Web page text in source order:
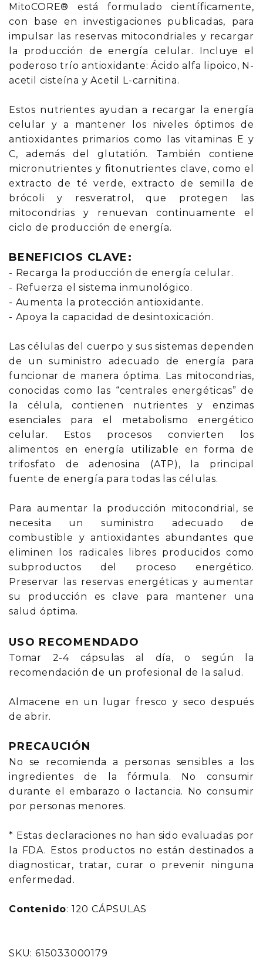
MitoCORE® está formulado científicamente,
con base en investigaciones publicadas, para
impulsar las reservas mitocondriales y recargar
la producción de energía celular. Incluye el
poderoso trío antioxidante: Ácido alfa lipoico, N-
acetil cisteína y Acetil L-carnitina.
Estos nutrientes ayudan a recargar la energía
celular y a mantener los niveles óptimos de
antioxidantes primarios como las vitaminas E y
C, además del glutatión. También contiene
micronutrientes y fitonutrientes clave, como el
extracto de té verde, extracto de semilla de
brócoli y resveratrol, que protegen las
mitocondrias y renuevan continuamente el
ciclo de producción de energía.
BENEFICIOS CLAVE:
- Recarga la producción de energía celular.
- Refuerza el sistema inmunológico.
- Aumenta la protección antioxidante.
- Apoya la capacidad de desintoxicación.
Las células del cuerpo y sus sistemas dependen
de un suministro adecuado de energía para
funcionar de manera óptima. Las mitocondrias,
conocidas como las “centrales energéticas” de
la célula, contienen nutrientes y enzimas
esenciales para el metabolismo energético
celular. Estos procesos convierten los
alimentos en energía utilizable en forma de
trifosfato de adenosina (ATP), la principal
fuente de energía para todas las células.
Para aumentar la producción mitocondrial, se
necesita un suministro adecuado de
combustible y antioxidantes abundantes que
eliminen los radicales libres producidos como
subproductos del proceso energético.
Preservar las reservas energéticas y aumentar
su producción es clave para mantener una
salud óptima.
USO RECOMENDADO
Tomar 2-4 cápsulas al día, o según la
recomendación de un profesional de la salud.
Almacene en un lugar fresco y seco después
de abrir.
PRECAUCIÓN
No se recomienda a personas sensibles a los
ingredientes de la fórmula. No consumir
durante el embarazo o lactancia. No consumir
por personas menores.
* Estas declaraciones no han sido evaluadas por
la FDA. Estos productos no están destinados a
diagnosticar, tratar, curar o prevenir ninguna
enfermedad.
Contenido: 120 CÁPSULAS
SKU: 615033000179